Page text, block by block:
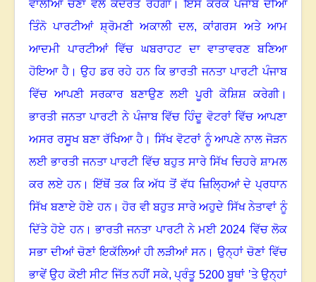
ਵਾਲੀਆਂ ਚੋਣਾਂ ਵੱਲ ਕੇਂਦਰਤ ਰਹੇਗਾ।ਇਸ ਕਰਕੇ ਪੰਜਾਬ ਦੀਆਂ
ਤਿੰਨੋ ਪਾਰਟੀਆਂ ਸ਼੍ਰੋਮਣੀ ਅਕਾਲੀ ਦਲ, ਕਾਂਗਰਸ ਅਤੇ ਆਮ
ਆਦਮੀ ਪਾਰਟੀਆਂ ਵਿੱਚ ਘਬਰਾਹਟ ਦਾ ਵਾਤਾਵਰਣ ਬਣਿਆ
ਹੋਇਆ ਹੈ।ਉਹ ਡਰ ਰਹੇ ਹਨ ਕਿ ਭਾਰਤੀ ਜਨਤਾ ਪਾਰਟੀ ਪੰਜਾਬ
ਵਿੱਚ ਆਪਣੀ ਸਰਕਾਰ ਬਣਾਉਣ ਲਈ ਪੂਰੀ ਕੋਸ਼ਿਸ਼ ਕਰੇਗੀ।
ਭਾਰਤੀ ਜਨਤਾ ਪਾਰਟੀ ਨੇ ਪੰਜਾਬ ਵਿੱਚ ਹਿੰਦੂ ਵੋਟਰਾਂ ਵਿੱਚ ਆਪਣਾ
ਅਸਰ ਰਸੂਖ ਬਣਾ ਰੱਖਿਆ ਹੈ ।ਸਿੱਖ ਵੋਟਰਾਂ ਨੂੰ ਆਪਣੇ ਨਾਲ ਜੋੜਨ
ਲਈ ਭਾਰਤੀ ਜਨਤਾ ਪਾਰਟੀ ਵਿੱਚ ਬਹੁਤ ਸਾਰੇ ਸਿੱਖ ਚਿਹਰੇ ਸ਼ਾਮਲ
ਕਰ ਲਏ ਹਨ।
ਇੱਥੋਂ ਤਕ ਕਿ ਅੱਧ ਤੋਂ ਵੱਧ ਜ਼ਿਲ੍ਹਿਆਂ ਦੇ ਪ੍ਰਧਾਨ
ਸਿੱਖ ਬਣਾਏ ਹੋਏ ਹਨ।ਹੋਰ ਵੀ ਬਹੁਤ ਸਾਰੇ ਅਹੁਦੇ ਸਿੱਖ ਨੇਤਾਵਾਂ ਨੂੰ
ਦਿੱਤੇ ਹੋਏ ਹਨ।ਭਾਰਤੀ ਜਨਤਾ ਪਾਰਟੀ ਨੇ ਮਈ 2024 ਵਿੱਚ ਲੋਕ
ਸਭਾ ਦੀਆਂ ਚੋਣਾਂ ਇਕੱਲਿਆਂ ਹੀ ਲੜੀਆਂ ਸਨ।ਉਨ੍ਹਾਂ ਚੋਣਾਂ ਵਿੱਚ
ਭਾਵੇਂ ਉਹ ਕੋਈ ਸੀਟ ਜਿੱਤ ਨਹੀਂ ਸਕੇ, ਪ੍ਰੰਤੂ 5200 ਬੂਥਾਂ ’ਤੇ ਉਨ੍ਹਾਂ